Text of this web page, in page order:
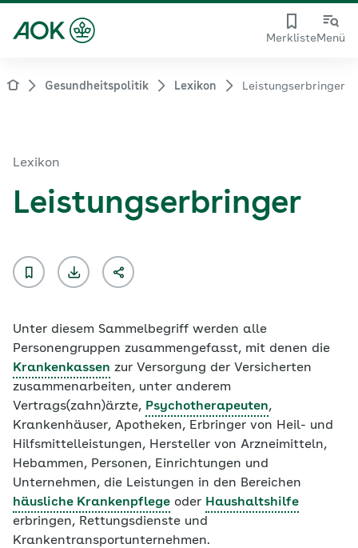
MerklisteMenü
Gesundheitspolitik Lexikon Leistungserbringer
Lexikon
Leistungserbringer
Unter diesem Sammelbegriff werden alle
Personengruppen zusammengefasst, mit denen die
Krankenkassen zur Versorgung der Versicherten
zusammenarbeiten, unter anderem
Vertrags(zahn)ärzte, Psychotherapeuten,
Krankenhäuser, Apotheken, Erbringer von Heil- und
Hilfsmittelleistungen, Hersteller von Arzneimitteln,
Hebammen, Personen, Einrichtungen und
Unternehmen, die Leistungen in den Bereichen
häusliche Krankenpflege oder Haushaltshilfe
erbringen, Rettungsdienste und
Krankentransportunternehmen.